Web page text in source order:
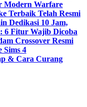
Modern Warfare
Terbaik Telah Resmi
Dedikasi 10 Jam,
6 Fitur Wajib Dicoba
Crossover Resmi
Sims 4
& Cara Curang